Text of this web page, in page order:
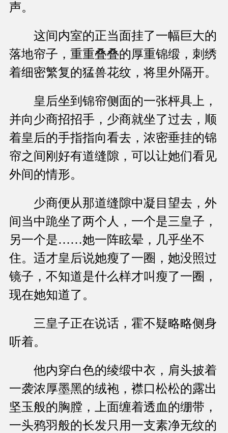
声。
这间内室的正当面挂了一幅巨大的
落地帘子，重重叠叠的厚重锦缎，刺绣
着细密繁复的猛兽花纹，将里外隔开。
皇后坐到锦帘侧面的一张枰具上，
并向少商招招手，少商就坐了过去，顺
着皇后的手指指向看去，浓密垂挂的锦
帘之间刚好有道缝隙，可以让她们看见
外间的情形。
少商便从那道缝隙中凝目望去，外
间当中跪坐了两个人，一个是三皇子，
另一个是……她一阵眩晕，几乎坐不
住。适才皇后说她瘦了一圈，她没照过
镜子，不知道是什么样才叫瘦了一圈，
现在她知道了。
三皇子正在说话，霍不疑略略侧身
听着。
他内穿白色的绫缎中衣，肩头披着
一袭浓厚墨黑的绒袍，襟口松松的露出
坚玉般的胸膛，上面缠着透血的绷带，
一头鸦羽般的长发只用一支素净无纹的